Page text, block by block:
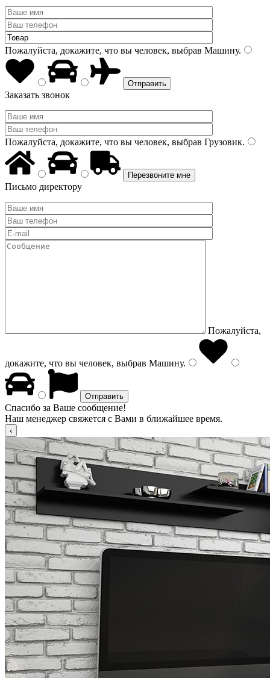
Пожалуйста, докажите, что вы человек, выбрав Машину.
Заказать звонок
Пожалуйста, докажите, что вы человек, выбрав Грузовик.
Письмо директору
Пожалуйста,
докажите, что вы человек, выбрав Машину.
Спасибо за Ваше сообщение!
Наш менеджер свяжется с Вами в ближайшее время.